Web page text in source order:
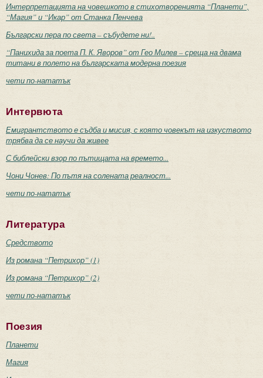
Интерпретацията на човешкото в стихотворенията “Планети”,
“Магия” и “Икар” от Станка Пенчева
Български пера по света – събудете ни!..
“Панихида за поета П. К. Яворов” от Гео Милев – среща на двама
титани в полето на българската модерна поезия
чети по-нататък
Интервюта
Емигрантството е съдба и мисия, с която човекът на изкуството
трябва да се научи да живее
С библейски взор по пътищата на времето...
Чони Чонев: По пътя на солената реалност...
чети по-нататък
Литература
Средството
Из романа “Петрихор” (1)
Из романа “Петрихор” (2)
чети по-нататък
Поезия
Планети
Магия